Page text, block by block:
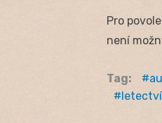
Pro
není
Tag:
letectví